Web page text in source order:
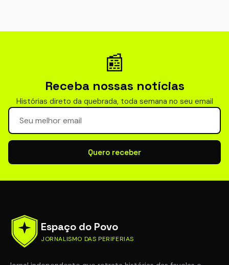
📰
Receba nossas notícias
Histórias direto da quebrada, toda semana no seu email
Seu email para newsletter
Quero receber
Espaço do Povo
JORNALISMO DAS PERIFERIAS